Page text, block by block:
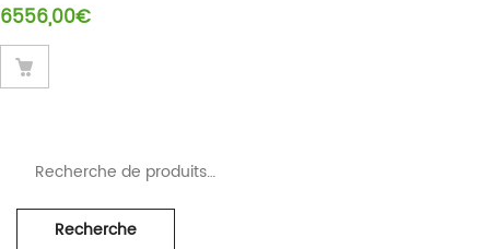
6556,00€
Recherche